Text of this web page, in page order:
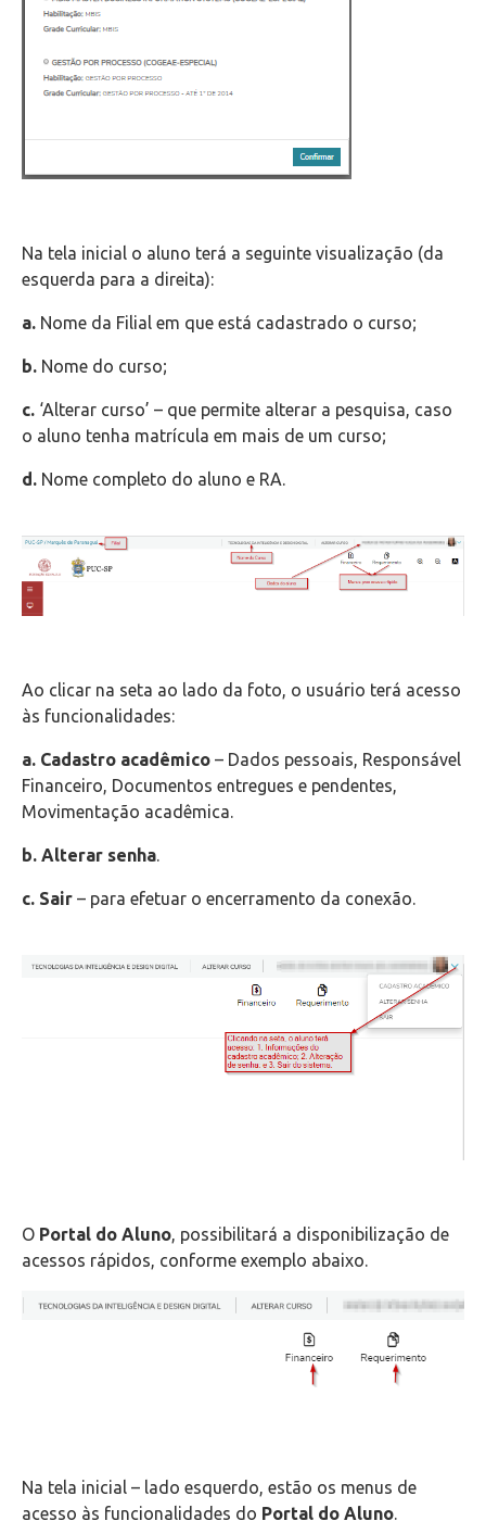
Na tela inicial o aluno terá a seguinte visualização (da
esquerda para a direita):
a. Nome da Filial em que está cadastrado o curso;
b. Nome do curso;
c. ‘Alterar curso’ – que permite alterar a pesquisa, caso
o aluno tenha matrícula em mais de um curso;
d. Nome completo do aluno e RA.
Ao clicar na seta ao lado da foto, o usuário terá acesso
às funcionalidades:
a. Cadastro acadêmico – Dados pessoais, Responsável
Financeiro, Documentos entregues e pendentes,
Movimentação acadêmica.
b. Alterar senha.
c. Sair – para efetuar o encerramento da conexão.
O Portal do Aluno, possibilitará a disponibilização de
acessos rápidos, conforme exemplo abaixo.
Na tela inicial – lado esquerdo, estão os menus de
acesso às funcionalidades do Portal do Aluno.